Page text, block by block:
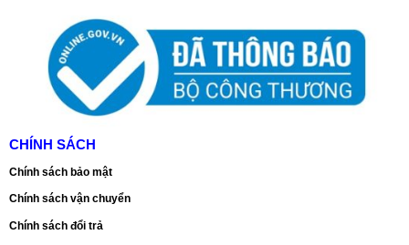
CHÍNH SÁCH
Chính sách bảo mật
Chính sách vận chuyển
Chính sách đổi trả